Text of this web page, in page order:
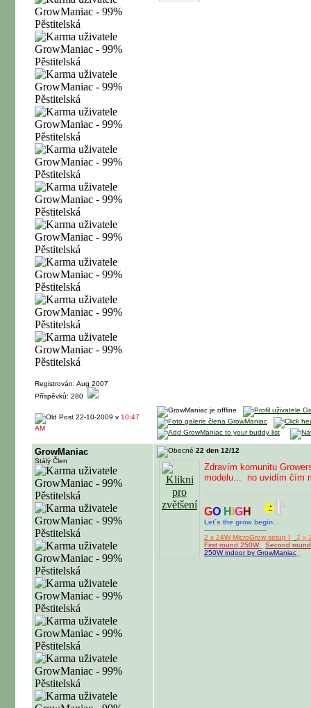
Registrován: Aug 2007
Příspěvků: 280
22-10-2009 v 10:47
AM
GrowManiac
Stálý Člen
22 den 12/12
Zdravím komunitu
modelu... no uvidím čím
GO H GH
Let´s the grow begin...
------------------------------
2 x 24W MicroGrow setup I
2 x
First round 250W_ Second
250W indoor by GrowManiac